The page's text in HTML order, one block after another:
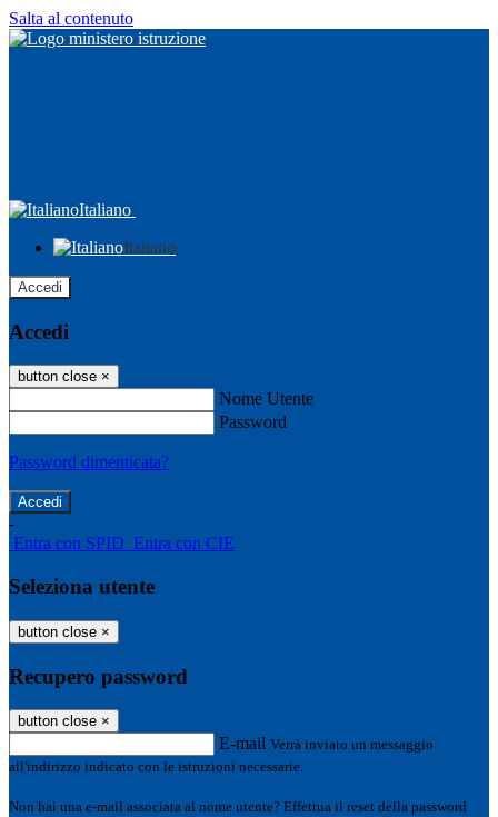
Salta al contenuto
Italiano
Italiano
Accedi
Accedi
button close ×
Nome Utente
Password
Password dimenticata?
-
Entra con SPID Entra con CIE
Seleziona utente
button close ×
Recupero password
button close ×
E-mail Verrà inviato un messaggio
all'indirizzo indicato con le istruzioni necessarie.
Non hai una e-mail associata al nome utente? Effettua il reset della password